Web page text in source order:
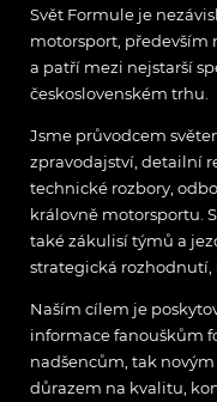
Svět Formule je
motorsport, především
a patří mezi nejstarší
československém trhu.
Jsme průvodcem
zpravodajství, detailní
technické rozbory,
královně motorsportu.
také zákulisí týmů a
strategická rozhodnutí,
Naším cílem je
informace fanouškům
nadšencům, tak
důrazem na kvalitu,